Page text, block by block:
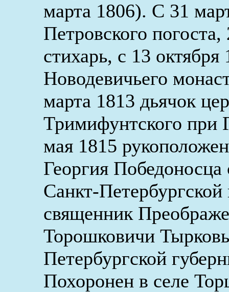
марта 1806). С 31
Петровского
стихарь, с 13
Новодевичьего
марта 1813 дьячок
Тримифунтского при
мая 1815
Георгия Победоносца
Санкт-
священник
Торошковичи
Петербургской
Похоронен в селе